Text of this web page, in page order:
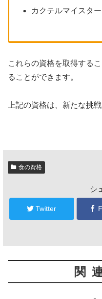
カクテルマイスター
これらの資格を取得する
ることができます。
上記の資格は、新たな挑
食の資格
シ
Twitter
関